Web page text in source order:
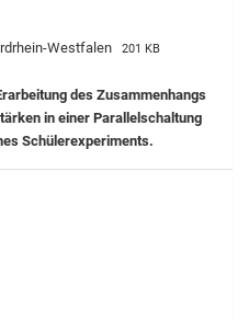
Westfalen 201 KB
des Zusammenhangs
in einer Parallelschaltung
Schülerexperiments.